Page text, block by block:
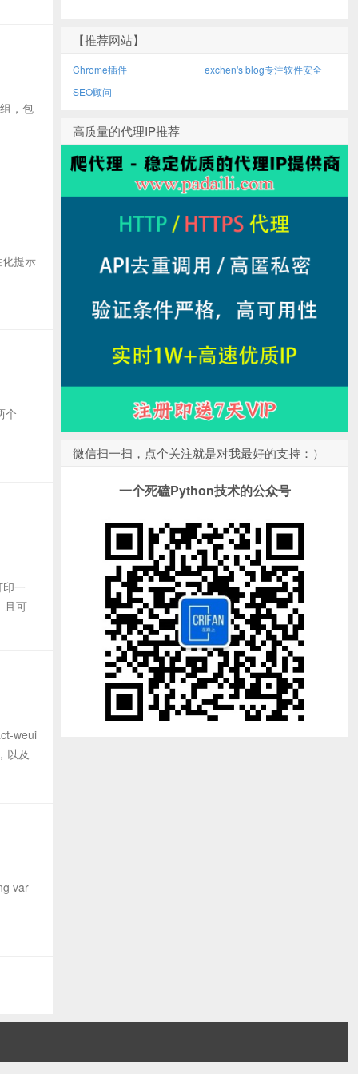
，包
提示
个
一
且可
weui
以及
var
【推荐网站】
Chrome插件
exchen's blog专注软件安全
SEO顾问
高质量的代理IP推荐
微信扫一扫，点个关注就是对我最好的支持：）
一个死磕Python技术的公众号